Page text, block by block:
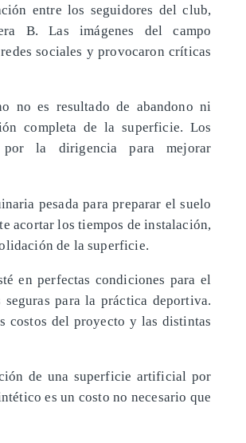
entre los seguidores del club,
B. Las imágenes del campo
sociales y provocaron críticas
no es resultado de abandono ni
completa de la superficie. Los
la dirigencia para mejorar
pesada para preparar el suelo
acortar los tiempos de instalación,
de la superficie.
en perfectas condiciones para el
para la práctica deportiva.
costos del proyecto y las distintas
de una superficie artificial por
es un costo no necesario que